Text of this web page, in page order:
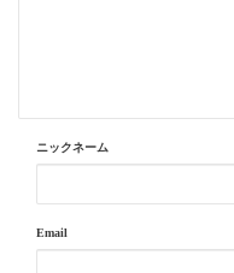
ニックネーム
Email